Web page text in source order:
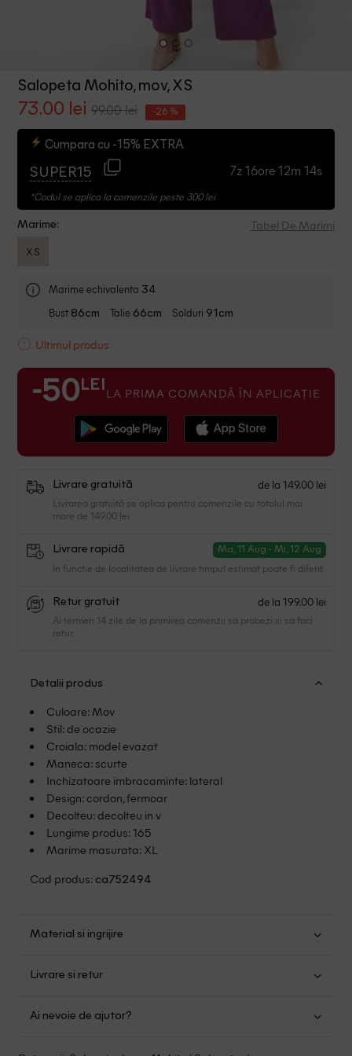
Salopeta Mohito, mov, XS
73.00 lei 99.00 lei -26 %
Cumpara cu -15% EXTRA
SUPER15 7z 16ore 12m 14s
*Codul se aplica la comenzile peste 300 lei
Marime: Tabel De Marimi
XS
Marime echivalenta 34
Bust 86cm Talie 66cm Solduri 91cm
Ultimul produs
-50 LEI LA PRIMA COMANDĂ ÎN APLICAȚIE
Livrare gratuită de la 149.00 lei
Livrarea gratuită se aplica pentru comenzile cu totalul mai
mare de 149.00 lei
Livrare rapidă Ma, 11 Aug - Mi, 12 Aug
In functie de localitatea de livrare timpul estimat poate fi diferit.
Retur gratuit de la 199.00 lei
Ai termen 14 zile de la primirea comenzii sa probezi si sa faci
retur.
Detalii produs
Culoare: Mov
Stil: de ocazie
Croiala: model evazat
Maneca: scurte
Inchizatoare imbracaminte: lateral
Design: cordon, fermoar
Decolteu: decolteu in v
Lungime produs: 165
Marime masurata: XL
Cod produs: ca752494
Material si ingrijire
Nu folositi inalbitor
Nu uscati in uscator
Livrare si retur
mare de 149.00 lei.
Ai nevoie de ajutor?